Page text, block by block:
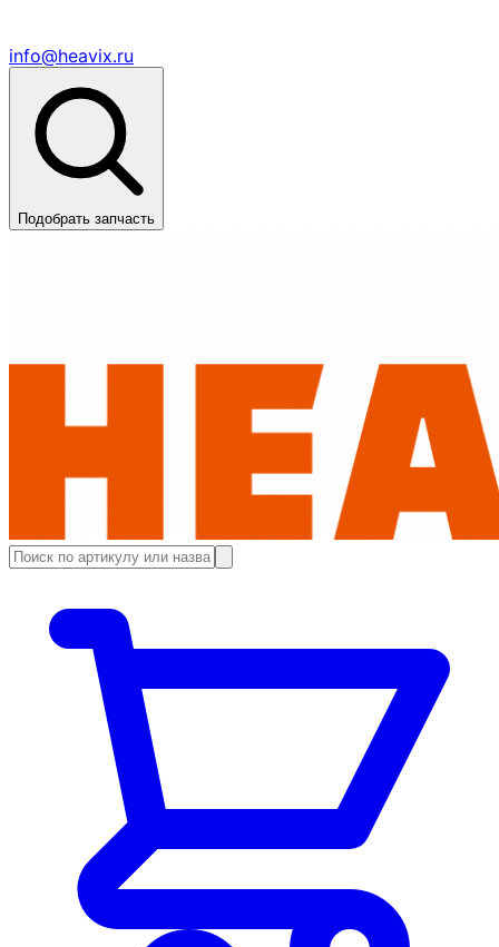
info@heavix.ru
Подобрать запчасть